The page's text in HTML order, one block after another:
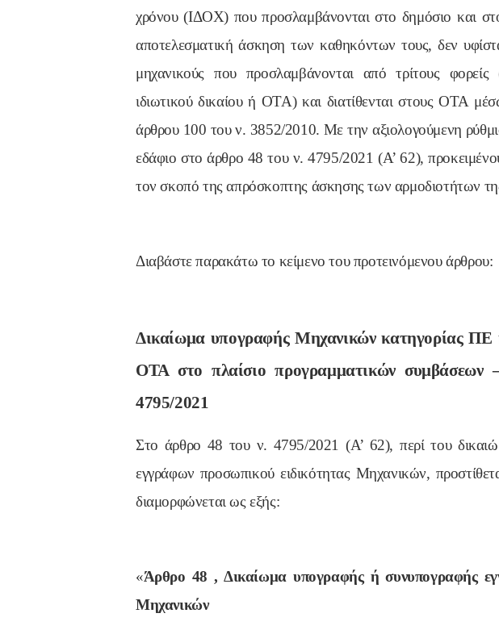
χρόνου (ΙΔΟΧ) που προσλαμβάνονται στο δημόσιο και
αποτελεσματική άσκηση των καθηκόντων τους, δεν
μηχανικούς που προσλαμβάνονται από τρίτους
ιδιωτικού δικαίου ή ΟΤΑ) και διατίθενται στους ΟΤΑ
άρθρου 100 του ν. 3852/2010. Με την αξιολογούμενη
εδάφιο στο άρθρο 48 του ν. 4795/2021 (Α’ 62),
τον σκοπό της απρόσκοπτης άσκησης των αρμοδιοτήτων
Διαβάστε παρακάτω το κείμενο του προτεινόμενου άρθρου:
Δικαίωμα υπογραφής Μηχανικών κατηγορίας ΠΕ
ΟΤΑ στο πλαίσιο προγραμματικών συμβάσεων
4795/2021
Στο άρθρο 48 του ν. 4795/2021 (Α’ 62), περί του
εγγράφων προσωπικού ειδικότητας Μηχανικών,
διαμορφώνεται ως εξής:
«Άρθρο 48 ,Δικαίωμα υπογραφής ή συνυπογραφής
Μηχανικών